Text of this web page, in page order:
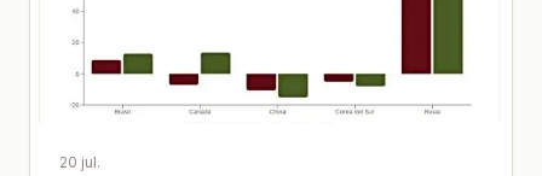
20 jul.